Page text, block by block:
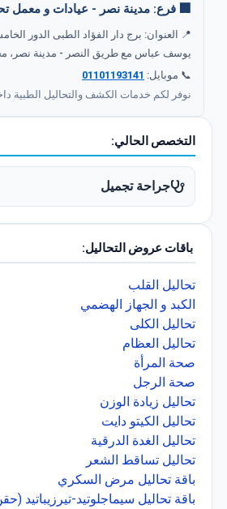
🏢 فرع: مدينة نصر - عيادات و معمل
يوسف عباس مع طريق النصر - مدينة نصر،
📞 موبايل: 01101193141
نوفر لكم خدمات الكشف والتحاليل الطبية
التخصص الحالي:
جراحة تجميل
باقات عروض التحاليل:
تحاليل القلب
الكبد و الجهاز الهضمي
تحاليل الكلى
تحاليل العظام
صحة المرأة
صحة الرجل
تحاليل زيادة الوزن
تحاليل الكيتو دايت
تحاليل الغدة الدرقية
تحاليل تساقط الشعر
باقة تحاليل مرض السكري
باقة تحاليل سيماجلوتيد-تيرزيباتيد